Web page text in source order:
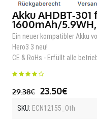
Akku AHDBT-301
1600mAh/
Ein neuer kompatibler Akku
Hero3 3 neu!
CE & RoHs - Erfüllt alle
29.38€ 23.50€
SKU: ECN12155_Oth